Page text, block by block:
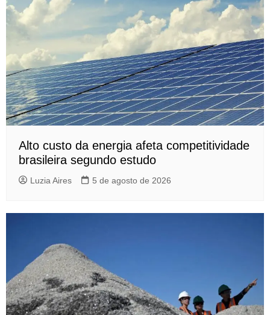
Alto custo da energia afeta competitividade
brasileira segundo estudo
Luzia Aires 5 de agosto de 2026